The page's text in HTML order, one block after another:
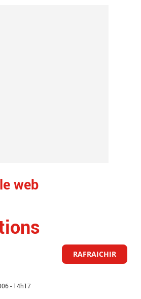
web
RAFRAICHIR
- 14h17